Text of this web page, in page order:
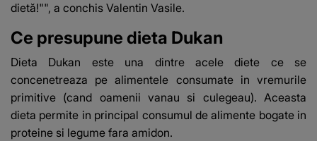
dietă!"", a conchis Valentin Vasile.
Ce presupune dieta Dukan
Dieta Dukan este una dintre acele diete ce se
concenetreaza pe alimentele consumate in vremurile
primitive (cand oamenii vanau si culegeau). Aceasta
dieta permite in principal consumul de alimente bogate in
proteine si legume fara amidon.